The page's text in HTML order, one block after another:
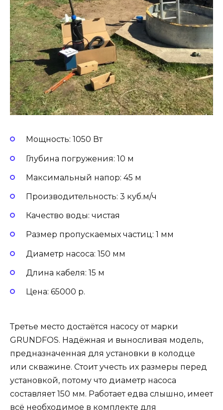
Мощность: 1050 Вт
Глубина погружения: 10 м
Максимальный напор: 45 м
Производительность: 3 куб.м/ч
Качество воды: чистая
Размер пропускаемых частиц: 1 мм
Диаметр насоса: 150 мм
Длина кабеля: 15 м
Цена: 65000 р.
Третье место достаётся насосу от марки
GRUNDFOS. Надёжная и выносливая модель,
предназначенная для установки в колодце
или скважине. Стоит учесть их размеры перед
установкой, потому что диаметр насоса
составляет 150 мм. Работает едва слышно, имеет
всё необходимое в комплекте для